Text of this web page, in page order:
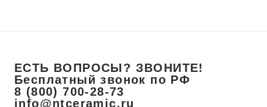
ЕСТЬ ВОПРОСЫ? ЗВОНИТЕ!
Бесплатный звонок по РФ
8 (800) 700-28-73
info@ntceramic.ru